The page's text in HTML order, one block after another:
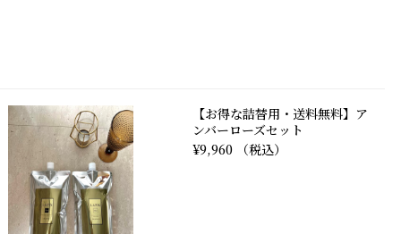
【お得な詰替用・送料無料】ア
ンバーローズセット
¥9,960 （税込）